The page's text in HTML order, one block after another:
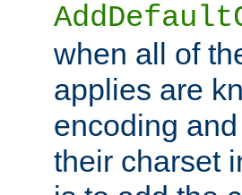
when all of
applies are
encoding
their charset